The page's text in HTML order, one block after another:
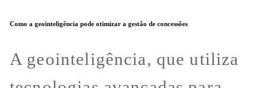
Como a geointeligência pode otimizar a gestão de concessões
A geointeligência, que utiliza